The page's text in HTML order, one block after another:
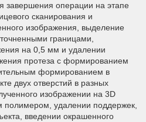
завершения операции на этапе
сканирования и
изображения, выделение
границами,
на 0,5 мм и удалении
протеза с формированием
формированием в
двух отверстий в разных
изображении на 3D
полимером, удалении поддержек,
введении окрашенного